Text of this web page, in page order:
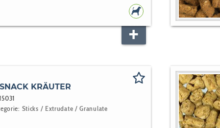
HUNDEFUTTER
KRÄUTER
Sticks / Extrudate / Granulate